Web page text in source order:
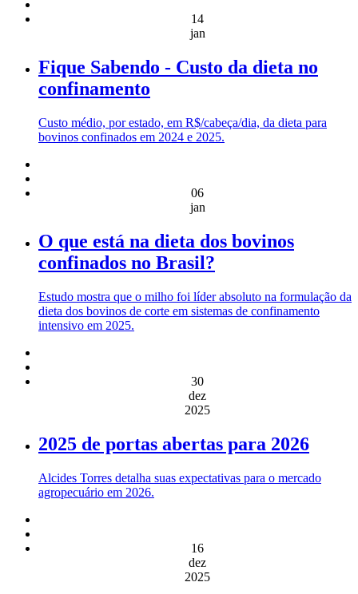
14
jan
Fique Sabendo - Custo da dieta no
confinamento
Custo médio, por estado, em R$/cabeça/dia, da dieta para
bovinos confinados em 2024 e 2025.
06
jan
O que está na dieta dos bovinos
confinados no Brasil?
Estudo mostra que o milho foi líder absoluto na formulação da
dieta dos bovinos de corte em sistemas de confinamento
intensivo em 2025.
30
dez
2025
2025 de portas abertas para 2026
Alcides Torres detalha suas expectativas para o mercado
agropecuário em 2026.
16
dez
2025